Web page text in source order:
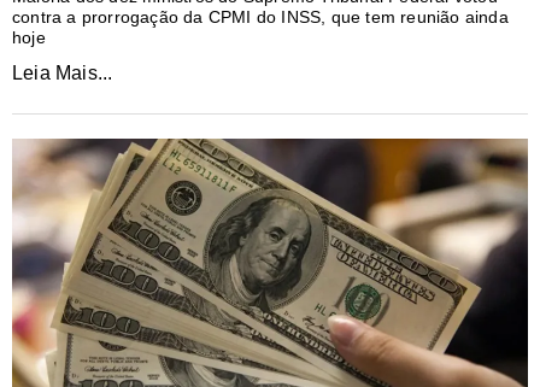
contra a prorrogação da CPMI do INSS, que tem reunião ainda
hoje
Leia Mais...